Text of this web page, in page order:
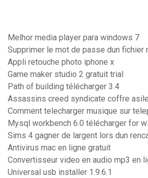
Melhor media player para windows 7
Supprimer le mot de passe dun fichier
Appli retouche photo iphone x
Game maker studio 2 gratuit trial
Path of building télécharger 3.4
Assassins creed syndicate coffre asile
Comment telecharger musique sur
Mysql workbench 6.0 télécharger for
Sims 4 gagner de largent lors dun
Antivirus mac en ligne gratuit
Convertisseur video en audio mp3 en
Universal usb installer 1.9.6.1